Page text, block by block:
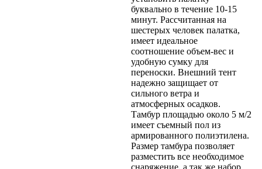
буквально в течение 10-15
минут. Рассчитанная на
шестерых человек палатка,
имеет идеальное
соотношение объем-вес и
удобную сумку для
переноски. Внешний тент
надежно защищает от
сильного ветра и
атмосферных осадков.
Тамбур площадью около 5 м/2
имеет съемный пол из
армированного полиэтилена.
Размер тамбура позволяет
разместить все необходимое
снаряжение, а так же набор